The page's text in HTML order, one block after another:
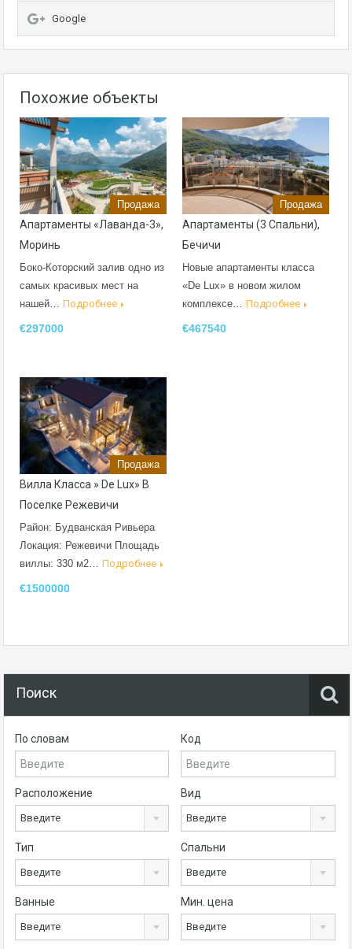
Google
Похожие объекты
Продажа
Апартаменты «Лаванда-3»,
Моринь
Боко-Которский залив одно из
самых красивых мест на
нашей… Подробнее
€297000
Продажа
Апартаменты (3 Спальни),
Бечичи
Новые апартаменты класса
«De Lux» в новом жилом
комплексе… Подробнее
€467540
Продажа
Вилла Класса » De Lux» В
Поселке Режевичи
Район: Будванская Ривьера
Локация: Режевичи Площадь
виллы: 330 м2… Подробнее
€1500000
Поиск
По словам Код
Расположение
Введите
Вид
Введите
Тип
Введите
Спальни
Введите
Ванные
Введите
Мин. цена
Введите